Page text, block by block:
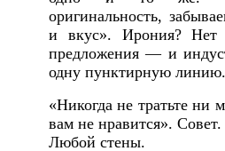
оригинальность,
и вкус». Ирония?
предложения — и
одну пунктирную линию.
«Никогда не тратьте ни
вам не нравится».
Любой стены.